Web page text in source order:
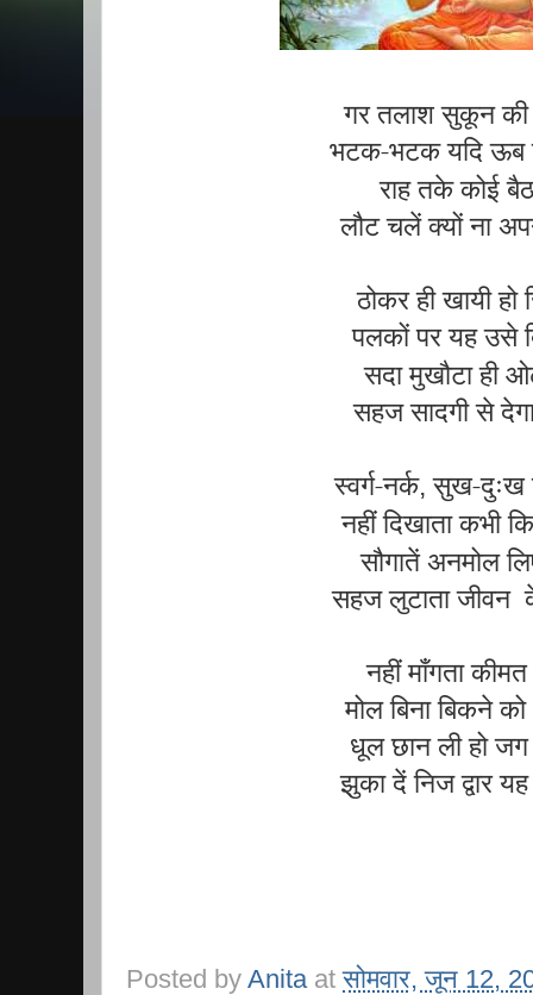
गर तलाश सुकून की
भटक-भटक यदि ऊब
राह तके कोई
लौट चलें क्यों ना
ठोकर ही खायी
पलकों पर यह उसे
सदा मुखौटा ही
सहज सादगी से
स्वर्ग-नर्क,सुख-दुःख
नहीं दिखाता कभी
सौगातें अनमोल
सहज लुटाता जीवन
नहीं माँगता
मोल बिना बिकने
धूल छान ली हो जग
झुका दें निज द्वार
Posted by Anita atसोमवार, जून 12,